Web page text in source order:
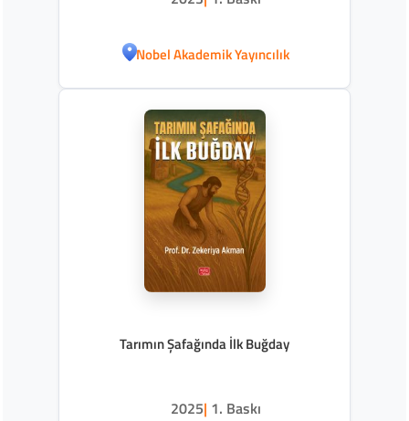
Nobel Akademik Yayıncılık
Tarımın Şafağında İlk Buğday
2025| 1. Baskı